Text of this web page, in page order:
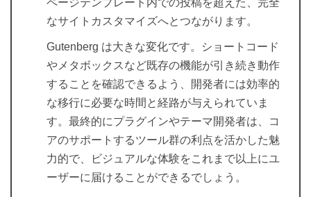
なサイトカスタマイズへとつながります。
Gutenberg は大きな変化です。ショートコード
やメタボックスなど既存の機能が引き続き動作
することを確認できるよう、開発者には効率的
な移行に必要な時間と経路が与えられていま
す。最終的にプラグインやテーマ開発者は、コ
アのサポートするツール群の利点を活かした魅
力的で、ビジュアルな体験をこれまで以上にユ
ーザーに届けることができるでしょう。